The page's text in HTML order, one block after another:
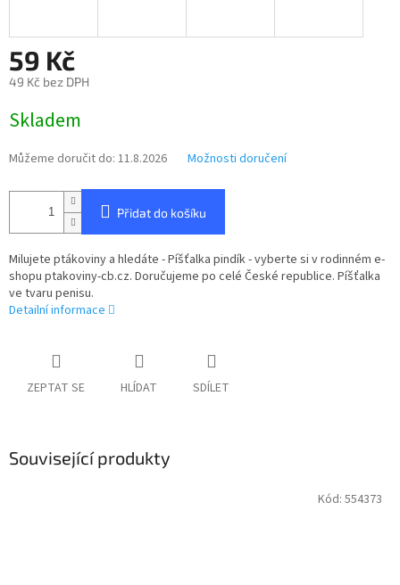
59 Kč
49 Kč bez DPH
cena:
Skladem
Můžeme doručit do: 11.8.2026 Možnosti doručení
Přidat do košíku
Milujete ptákoviny a hledáte - Píšťalka pindík - vyberte si v rodinném e-
shopu ptakoviny-cb.cz. Doručujeme po celé České republice. Píšťalka
ve tvaru penisu.
Detailní informace
ZEPTAT SE HLÍDAT SDÍLET
Související produkty
Kód: 554373